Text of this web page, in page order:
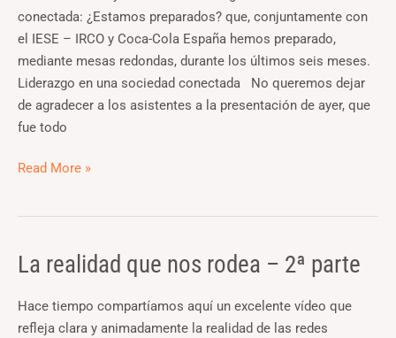
conectada: ¿Estamos preparados? que, conjuntamente con
el IESE – IRCO y Coca-Cola España hemos preparado,
mediante mesas redondas, durante los últimos seis meses.
Liderazgo en una sociedad conectada No queremos dejar
de agradecer a los asistentes a la presentación de ayer, que
fue todo
conectada:
¿Estamos
preparados?
Read More »
La realidad que nos rodea – 2ª parte
Hace tiempo compartíamos aquí un excelente vídeo que
refleja clara y animadamente la realidad de las redes
La
que
nos